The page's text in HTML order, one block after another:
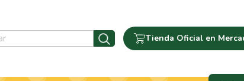
Tienda Oficial en